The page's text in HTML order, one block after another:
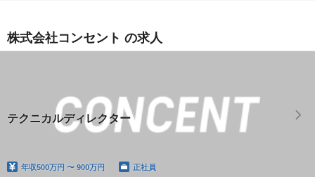
株式会社コンセント の求人
テクニカルディレクター
年収500万円 〜 900万円 正社員